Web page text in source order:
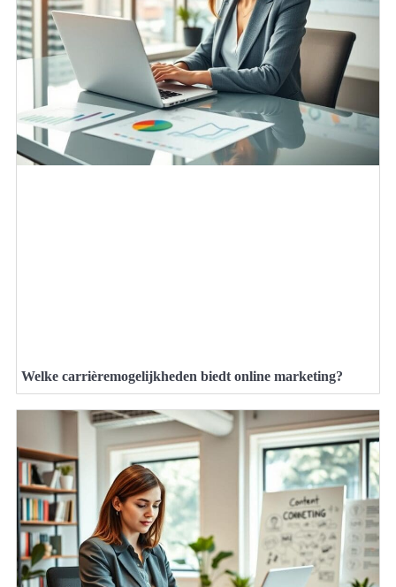
Welke carrièremogelijkheden biedt online marketing?